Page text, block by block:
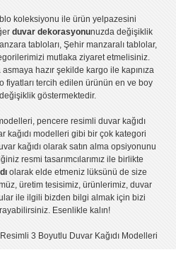
koleksiyonu ile ürün yelpazesini
duvar dekorasyonunuzda değişiklik
tabloları, Şehir manzaralı tablolar,
mutlaka ziyaret etmelisiniz.
asmaya hazır şekilde kargo ile kapınıza
fiyatlarıtercih edilen ürünün en ve boy
göstermektedir.
,pencere resimli duvar kağıdı
kağıdı modelleri gibi bir çok kategori
kağıdı olarak satın alma opsiyonunu
resmi tasarımcılarımız ile birlikte
olarak elde etmeniz lüksünü de size
üretim tesisimiz, ürünlerimiz, duvar
ile ilgili bizden bilgi almak için bizi
Esenlikle kalın!
3 Boyutlu Duvar Kağıdı Modelleri